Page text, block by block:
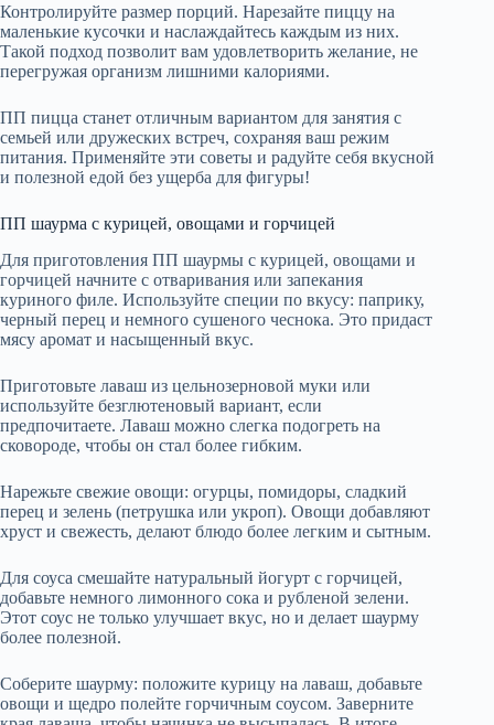
Контролируйте размер порций. Нарезайте пиццу на
маленькие кусочки и наслаждайтесь каждым из них.
Такой подход позволит вам удовлетворить желание, не
перегружая организм лишними калориями.
ПП пицца станет отличным вариантом для занятия с
семьей или дружеских встреч, сохраняя ваш режим
питания. Применяйте эти советы и радуйте себя вкусной
и полезной едой без ущерба для фигуры!
ПП шаурма с курицей, овощами и горчицей
Для приготовления ПП шаурмы с курицей, овощами и
горчицей начните с отваривания или запекания
куриного филе. Используйте специи по вкусу: паприку,
черный перец и немного сушеного чеснока. Это придаст
мясу аромат и насыщенный вкус.
Приготовьте лаваш из цельнозерновой муки или
используйте безглютеновый вариант, если
предпочитаете. Лаваш можно слегка подогреть на
сковороде, чтобы он стал более гибким.
Нарежьте свежие овощи: огурцы, помидоры, сладкий
перец и зелень (петрушка или укроп). Овощи добавляют
хруст и свежесть, делают блюдо более легким и сытным.
Для соуса смешайте натуральный йогурт с горчицей,
добавьте немного лимонного сока и рубленой зелени.
Этот соус не только улучшает вкус, но и делает шаурму
более полезной.
Соберите шаурму: положите курицу на лаваш, добавьте
овощи и щедро полейте горчичным соусом. Заверните